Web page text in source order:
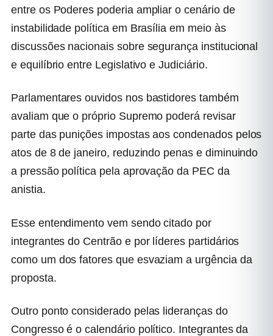
entre os Poderes poderia ampliar o cenário de
instabilidade política em Brasília em meio às
discussões nacionais sobre segurança institucional
e equilíbrio entre Legislativo e Judiciário.
Parlamentares ouvidos nos bastidores também
avaliam que o próprio Supremo poderá revisar
parte das punições impostas aos condenados pelos
atos de 8 de janeiro, reduzindo penas e diminuindo
a pressão política pela aprovação da PEC da
anistia.
Esse entendimento vem sendo citado por
integrantes do Centrão e por líderes partidários
como um dos fatores que esvaziam a urgência da
proposta.
Outro ponto considerado pelas lideranças do
Congresso é o calendário político. Integrantes da